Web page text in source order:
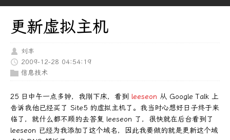
更新虚拟主机
刘丰
2009-12-28 04:54:19
信息技术
25 日中午一点多钟，我刚下床，看到 leeseon 从 Google Talk 上
告诉我他已经买了 Site5 的虚拟主机了。我当时心想好日子终于来
临了，就什么都不顾的去答复 leeseon 了，很快就在后台看到了
leeseon 已经为我添加了这个域名，因此我要做的就是更新这个域